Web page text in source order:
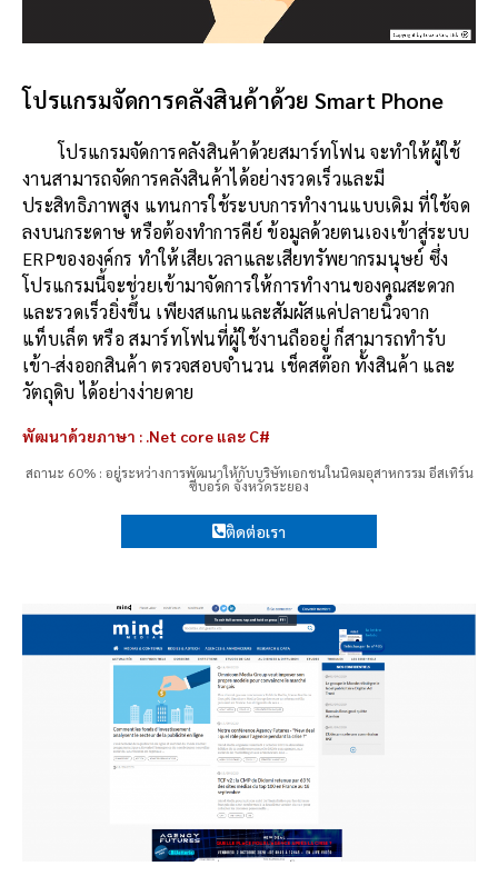
โปรแกรมจัดการคลังสินค้าด้วย Smart Phone
โปรแกรมจัดการคลังสินค้าด้วยสมาร์ทโฟน จะทำให้ผู้ใช้
งานสามารถจัดการคลังสินค้าได้อย่างรวดเร็วและมี
ประสิทธิภาพสูง แทนการใช้ระบบการทำงานแบบเดิม ที่ใช้จด
ลงบนกระดาษ หรือต้องทำการคีย์ ข้อมูลด้วยตนเองเข้าสู่ระบบ
ERPขององค์กร ทำให้เสียเวลาและเสียทรัพยากรมนุษย์ ซึ่ง
โปรแกรมนี้จะช่วยเข้ามาจัดการให้การทำงานของคุณสะดวก
และรวดเร็วยิ่งขึ้น เพียงสแกนและสัมผัสแค่ปลายนิ้วจาก
แท็บเล็ต หรือ สมาร์ทโฟนที่ผู้ใช้งานถืออยู่ ก็สามารถทำรับ
เข้า-ส่งออกสินค้า ตรวจสอบจำนวน เช็คสต๊อก ทั้งสินค้า และ
วัตถุดิบ ได้อย่างง่ายดาย
พัฒนาด้วยภาษา : .Net core และ C#
สถานะ 60% : อยู่ระหว่างการพัฒนาให้กับบริษัทเอกชนในนิคมอุสาหกรรม อีสเทิร์น
ซีบอร์ด จังหวัดระยอง
ติดต่อเรา